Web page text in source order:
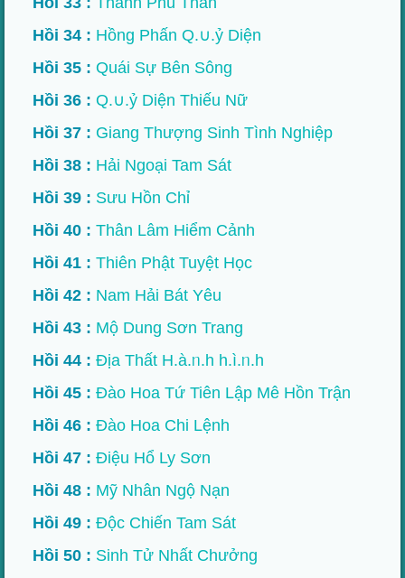
Hồi 34 : Hồng Phấn Q.∪.ỷ Diện
Hồi 35 : Quái Sự Bên Sông
Hồi 36 : Q.∪.ỷ Diện Thiếu Nữ
Hồi 37 : Giang Thượng Sinh Tình Nghiệp
Hồi 38 : Hải Ngoại Tam Sát
Hồi 39 : Sưu Hồn Chỉ
Hồi 40 : Thân Lâm Hiểm Cảnh
Hồi 41 : Thiên Phật Tuyệt Học
Hồi 42 : Nam Hải Bát Yêu
Hồi 43 : Mộ Dung Sơn Trang
Hồi 44 : Địa Thất H.à.ᥒ.h h.ì.ᥒ.h
Hồi 45 : Đào Hoa Tứ Tiên Lập Mê Hồn Trận
Hồi 46 : Đào Hoa Chi Lệnh
Hồi 47 : Điệu Hổ Ly Sơn
Hồi 48 : Mỹ Nhân Ngộ Nạn
Hồi 49 : Độc Chiến Tam Sát
Hồi 50 : Sinh Tử Nhất Chưởng